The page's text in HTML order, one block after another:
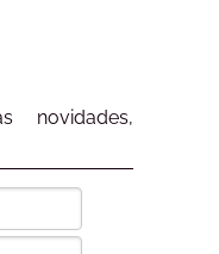
novidades,